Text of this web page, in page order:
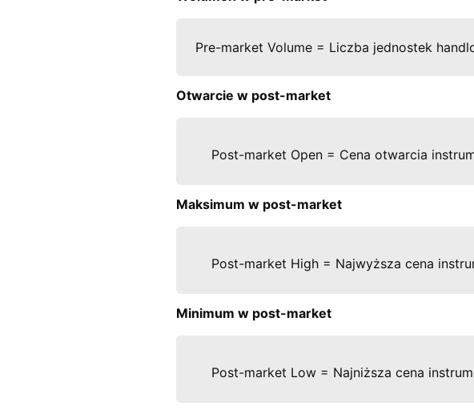
Pre-market Volume = Liczba jednostek
Otwarcie w post-market
Post-market Open = Cena otwarcia
Maksimum w post-market
Post-market High = Najwyższa cena
Minimum w post-market
Post-market Low = Najniższa cena